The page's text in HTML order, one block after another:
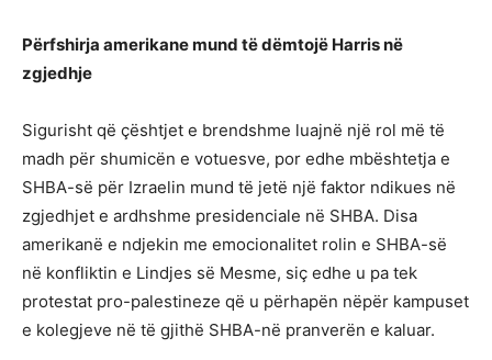
Përfshirja amerikane mund të dëmtojë Harris në
zgjedhje
Sigurisht që çështjet e brendshme luajnë një rol më të
madh për shumicën e votuesve, por edhe mbështetja e
SHBA-së për Izraelin mund të jetë një faktor ndikues në
zgjedhjet e ardhshme presidenciale në SHBA. Disa
amerikanë e ndjekin me emocionalitet rolin e SHBA-së
në konfliktin e Lindjes së Mesme, siç edhe u pa tek
protestat pro-palestineze që u përhapën nëpër kampuset
e kolegjeve në të gjithë SHBA-në pranverën e kaluar.